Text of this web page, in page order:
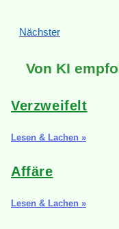
Nächster
Von KI
Verzweifelt
Lesen & Lachen »
Affäre
Lesen & Lachen »